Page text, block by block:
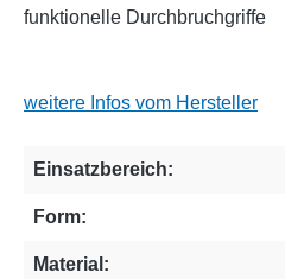
funktionelle Durchbruchgriffe
weitere Infos vom Hersteller
Einsatzbereich:
Form:
Material: